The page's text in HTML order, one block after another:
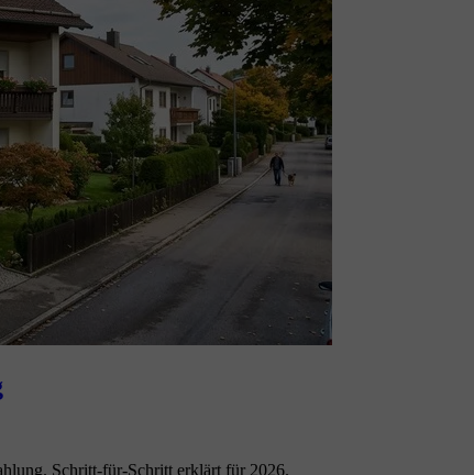
Schritt-für-Schritt erklärt für 2026.